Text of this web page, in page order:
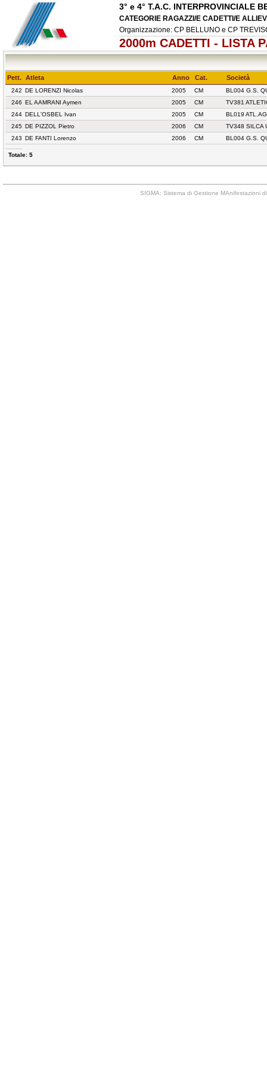
3° e 4° T.A.C. INTERPROVINCIALE
CATEGORIE RAGAZZI/E CADETTI/E
Organizzazione: CP BELLUNO e CP
2000m CADETTI - LISTA
Pett. Atleta Anno Cat. Società
242 DE LORENZI Nicolas 2005 CM
BL004 G.S.
246 EL AAMRANI Aymen 2005 CM
TV381
244 DELL'OSBEL Ivan 2005 CM
BL019
245 DE PIZZOL Pietro 2006 CM
TV348 SILCA
243 DE FANTI Lorenzo 2006 CM BL004 G.S.
Totale: 5
SIGMA: Sistema di Gestione MAnifestazioni